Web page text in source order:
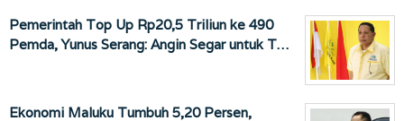
Pemerintah Top Up Rp20,5 Triliun ke 490
Pemda, Yunus Serang: Angin Segar untuk T…
Ekonomi Maluku Tumbuh 5,20 Persen,